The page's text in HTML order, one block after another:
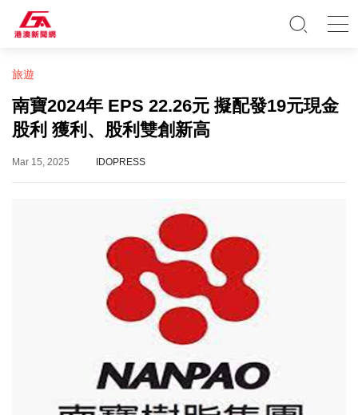
旅遊
南寶2024年 EPS 22.26元 擬配發19元現金
股利 獲利、股利雙創新高
Mar 15, 2025 IDOPRESS